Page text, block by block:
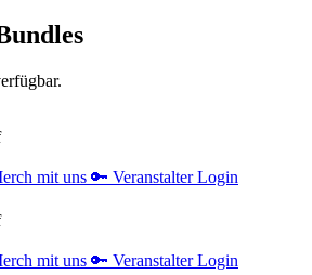
mit uns 🔑 Veranstalter Login
mit uns 🔑 Veranstalter Login